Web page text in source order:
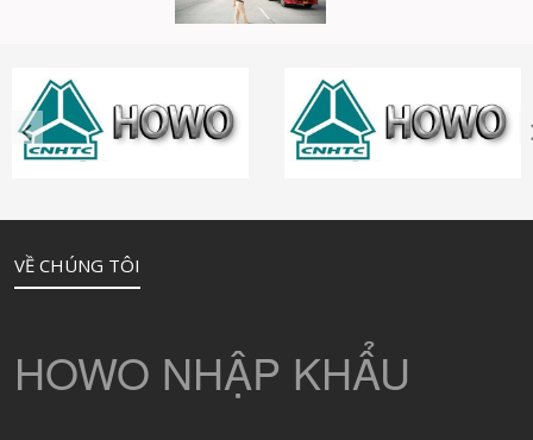
VỀ CHÚNG TÔI
HOWO NHẬP KHẨU